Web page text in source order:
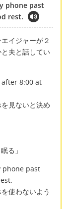
phone past
rest.
イジャーが２
夫と話してい
8:00 at
見ないと決め
る」
phone past
使わないよう